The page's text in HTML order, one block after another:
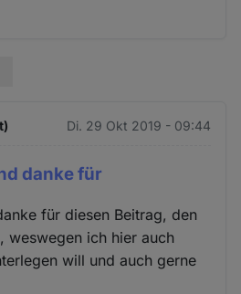
Di. 29 Okt 2019 - 09:44
danke für
für diesen Beitrag, den
weswegen ich hier auch
will und auch gerne